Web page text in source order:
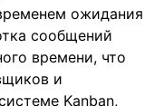
ожидания
сообщений
времени, что
и
Kanban,